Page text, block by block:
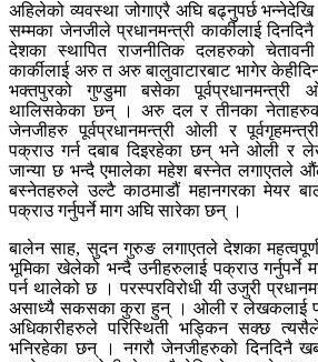
अहिलेको व्यवस्था जोगाएरै अघि बढ्नुपर्छ
सम्मका जेनजीले प्रधानमन्त्री कार्कीलाई
देशका स्थापित राजनीतिक दलहरुको
कार्कीलाई अरु त अरु बालुवाटारबाट भागेर
भक्तपुरको गुण्डुमा बसेका
थालिसकेका छन् । अरु दल र तीनका
जेनजीहरु पूर्वप्रधानमन्त्री ओली र
पक्राउ गर्न दबाब दिइरहेका छन् भने ओली र
जान्या छ भन्दै एमालेका महेश बस्नेत लगाएतले
बस्नेतहरुले उल्टै काठमाडौं महानगरका मेयर
पक्राउ गर्नुपर्ने माग अघि सारेका छन् ।
बालेन साह, सुदन गुरुङ लगाएतले देशका महत्वपूर्ण
भूमिका खेलेको भन्दै उनीहरुलाई पक्राउ गर्नुपर्ने
पर्न थालेको छ । परस्परविरोधी यी उजुरी
असाध्यै सकसका कुरा हुन् । ओली र लेखकलाई
अधिकारीहरुले परिस्थिती भड्किन सक्छ
भनिरहेका छन् । नगरौ जेनजीहरुको दिनदिनै